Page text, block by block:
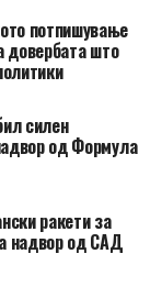
потпишување
довербата што
силен
од Формула
ракети за
надвор од САД